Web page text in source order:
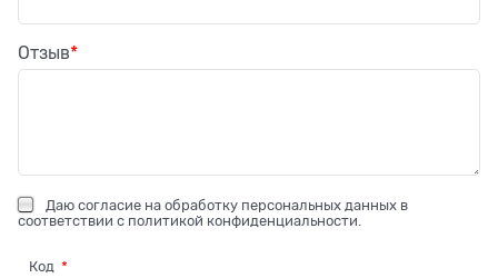
Отзыв
Даю согласие на обработку персональных данных в
соответствии с политикой конфиденциальности
Код